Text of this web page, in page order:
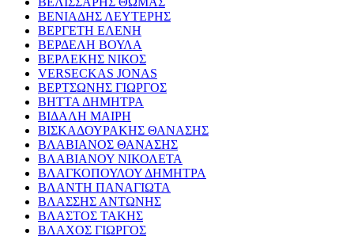
ΒΕΝΙΑΔΗΣ ΛΕΥΤΕΡΗΣ
ΒΕΡΓΕΤΗ ΕΛΕΝΗ
ΒΕΡΔΕΛΗ ΒΟΥΛΑ
ΒΕΡΛΕΚΗΣ ΝΙΚΟΣ
VERSECKAS JONAS
ΒΕΡΤΣΩΝΗΣ ΓΙΩΡΓΟΣ
ΒΗΤΤΑ ΔΗΜΗΤΡΑ
ΒΙΔΑΛΗ ΜΑΙΡΗ
ΒΙΣΚΑΔΟΥΡΑΚΗΣ ΘΑΝΑΣΗΣ
ΒΛΑΒΙΑΝΟΣ ΘΑΝΑΣΗΣ
ΒΛΑΒΙΑΝΟΥ ΝΙΚΟΛΕΤΑ
ΒΛΑΓΚΟΠΟΥΛΟΥ ΔΗΜΗΤΡΑ
ΒΛΑΝΤΗ ΠΑΝΑΓΙΩΤΑ
ΒΛΑΣΣΗΣ ΑΝΤΩΝΗΣ
ΒΛΑΣΤΟΣ ΤΑΚΗΣ
ΒΛΑΧΟΣ ΓΙΩΡΓΟΣ